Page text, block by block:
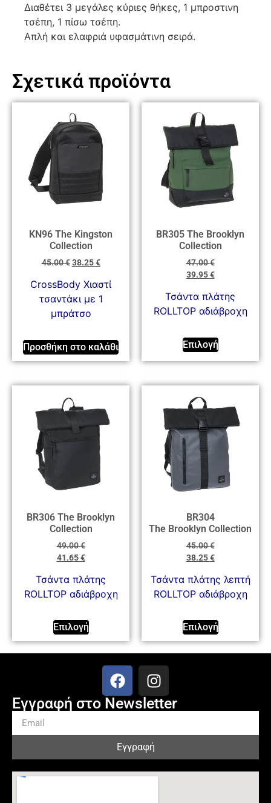
Διαθέτει 3 μεγάλες κύριες θήκες, 1 μπροστινη
τσέπη, 1 πίσω τσέπη.
Απλή και ελαφριά υφασμάτινη σειρά.
Σχετικά προϊόντα
KN96 The Kingston
Collection
45.00€ 38.25€
CrossBody Χιαστί
τσαντάκι με 1
μπράτσο
Προσθήκη στο καλάθι
BR305 The Brooklyn
Collection
47.00€
39.95€
Τσάντα πλάτης
ROLLTOP αδιάβροχη
Επιλογή
BR306 The Brooklyn
Collection
49.00€
41.65€
Τσάντα πλάτης
ROLLTOP αδιάβροχη
Επιλογή
BR304
The Brooklyn Collection
45.00€
38.25€
Τσάντα πλάτης λεπτή
ROLLTOP αδιάβροχη
Επιλογή
Εγγραφή στο Newsletter
Εγγραφή